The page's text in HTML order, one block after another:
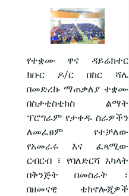
የተቋሙ ዋና ዳይሬክተር
ክቡር ዶ/ር በከር ሻሌ
በመድረኩ ማጠቃለያ ተቋሙ
በስታቲስቲክስ ልማት
ፕሮግራም የታቀዱ ስራዎችን
ለመፈፀም የተቻለው
የአመራሩ እና ፈጻሚው
ርብርብ ፣ የባለድርሻ አካላት
በቅንጅት በመስራት ፣
በዘመናዊ ቴክኖሎጂዎች